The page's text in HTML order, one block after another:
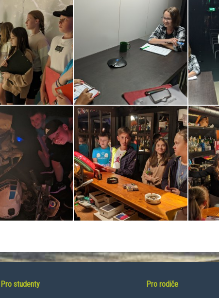
Pro studenty Pro rodiče